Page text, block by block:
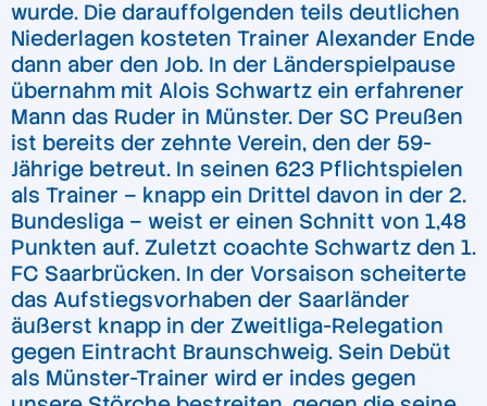
wurde. Die darauffolgenden teils deutlichen
Niederlagen kosteten Trainer Alexander Ende
dann aber den Job. In der Länderspielpause
übernahm mit Alois Schwartz ein erfahrener
Mann das Ruder in Münster. Der SC Preußen
ist bereits der zehnte Verein, den der 59-
Jährige betreut. In seinen 623 Pflichtspielen
als Trainer – knapp ein Drittel davon in der 2.
Bundesliga – weist er einen Schnitt von 1,48
Punkten auf. Zuletzt coachte Schwartz den 1.
FC Saarbrücken. In der Vorsaison scheiterte
das Aufstiegsvorhaben der Saarländer
äußerst knapp in der Zweitliga-Relegation
gegen Eintracht Braunschweig. Sein Debüt
als Münster-Trainer wird er indes gegen